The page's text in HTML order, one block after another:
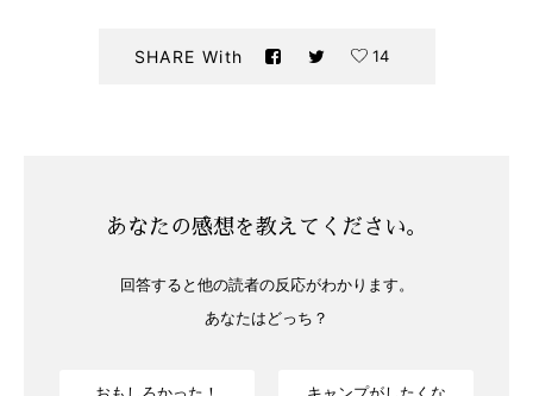
SHARE With 14
あなたの感想を教えてください。
回答すると他の読者の反応がわかります。
あなたはどっち？